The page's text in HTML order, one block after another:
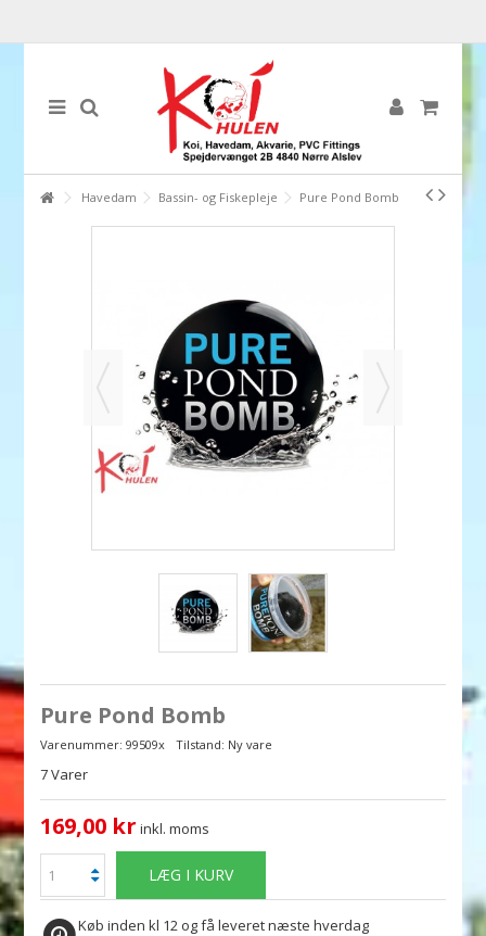
Havedam Bassin- og Fiskepleje Pure Pond Bomb
Pure Pond Bomb
Varenummer: 99509x Tilstand: Ny vare
7Varer
169,00 kr inkl. moms
LÆG I KURV
Køb inden kl 12 og få leveret næste hverdag